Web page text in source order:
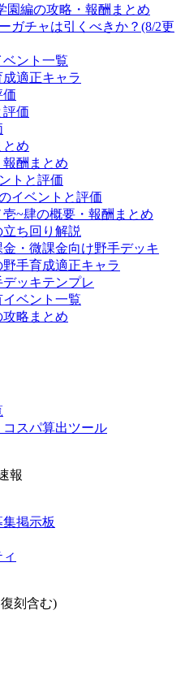
園編の攻略・報酬まとめ
ガチャは引くべきか？(8/2更
ント一覧
適正キャラ
価
価
とめ
報酬まとめ
トと評価
イベントと評価
~肆の概要・報酬まとめ
ち回り解説
・微課金向け野手デッキ
手育成適正キャラ
ッキテンプレ
ベント一覧
略まとめ
スパ算出ツール
報
掲示板
刻含む)